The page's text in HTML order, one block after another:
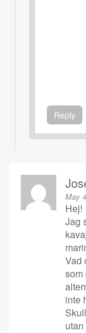
Reply
May
Hej!
Jag
Vad
som
inte